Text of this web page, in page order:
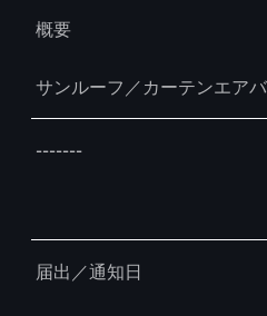
概要
サンルーフ／カーテンエア
-------
届出／通知日